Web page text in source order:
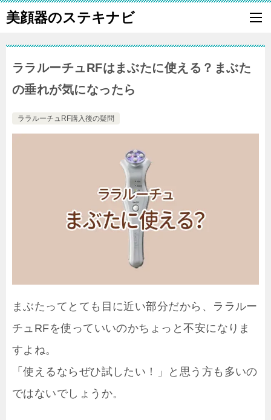
美顔器のステキナビ
ララルーチュRFはまぶたに使える？まぶた
の垂れが気になったら
ララルーチュRF購入後の疑問
まぶたってとても目に近い部分だから、ララルー
チュRFを使っていいのかちょっと不安になりま
すよね。
「使えるならぜひ試したい！」と思う方も多いの
ではないでしょうか。